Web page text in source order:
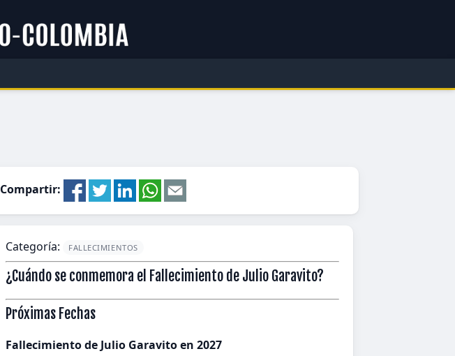
Compartir:
Categoría: FALLECIMIENTOS
¿Cuándo se conmemora el Fallecimiento de Julio Garavito?
Próximas Fechas
Fallecimiento de Julio Garavito en 2027